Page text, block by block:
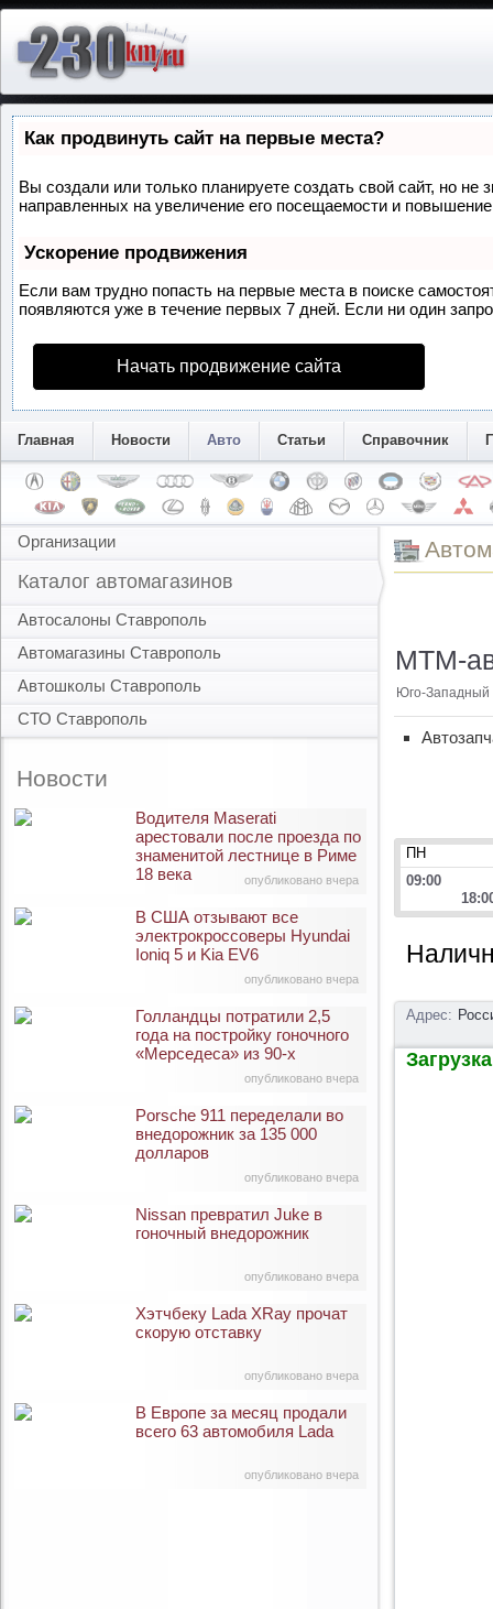
Как продвинуть сайт на первые места?
Вы создали или только планируете создать свой сайт, но
направленных на увеличение его посещаемости и
Ускорение продвижения
Если вам трудно попасть на первые места в поиске
появляются уже в течение первых 7 дней. Если ни один
Начать продвижение сайта
Главная Новости Авто Статьи Справочник
Организации
Каталог автомагазинов
Автосалоны Ставрополь
Автомагазины Ставрополь
Автошколы Ставрополь
СТО Ставрополь
Новости
опубликовано вчера
Водителя Maserati
арестовали после проезда по
знаменитой лестнице в Риме
18 века
опубликовано вчера
В США отзывают все
электрокроссоверы Hyundai
Ioniq 5 и Kia EV6
опубликовано вчера
Голландцы потратили 2,5
года на постройку гоночного
«Мерседеса» из 90-х
опубликовано вчера
Porsche 911 переделали во
внедорожник за 135 000
долларов
опубликовано вчера
Nissan превратил Juke в
гоночный внедорожник
опубликовано вчера
Хэтчбеку Lada XRay прочат
скорую отставку
опубликовано вчера
В Европе за месяц продали
всего 63 автомобиля Lada
МТМ-
Юго-Западный
ПН
09:00
Адрес: